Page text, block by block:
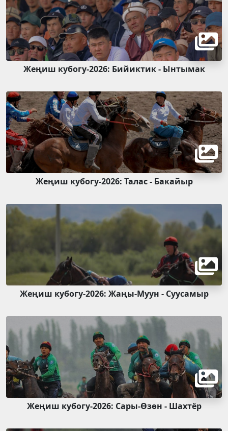
Жеңиш кубогу-2026: Бийиктик - Ынтымак
Жеңиш кубогу-2026: Талас - Бакайыр
Жеңиш кубогу-2026: Жаңы-Муун - Суусамыр
Жеңиш кубогу-2026: Сары-Өзөн - Шахтёр